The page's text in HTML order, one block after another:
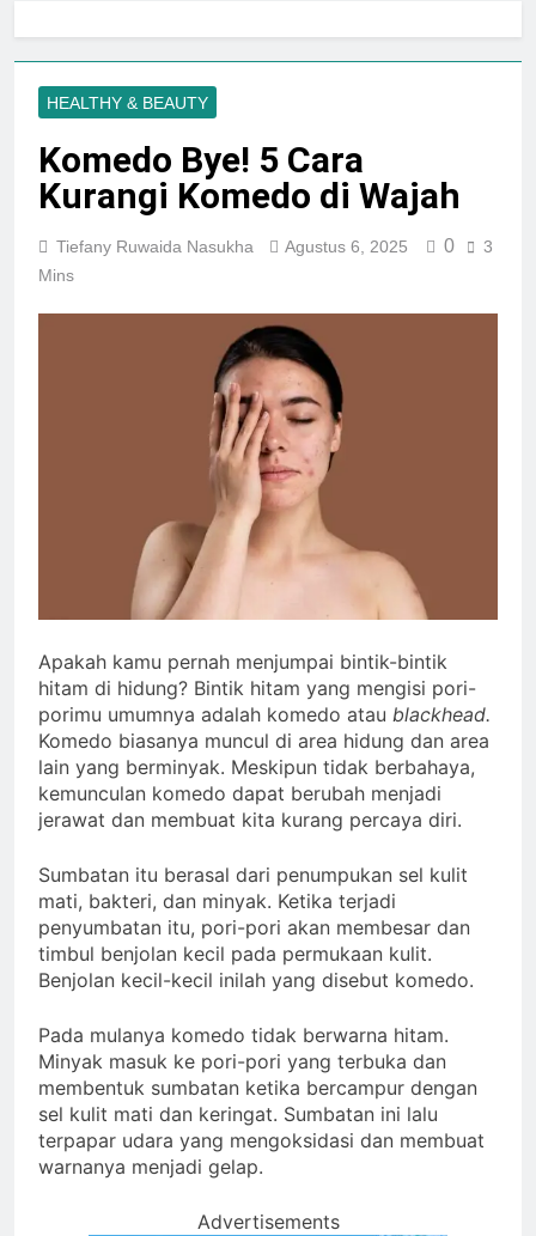
Agustus 2026 Dengan Tema
Nation Heritage
Plaza Ambarrukmo Rayakan
HUT KE-81 RI
Melalui “INDEPENDENCE
Hingga 80% Dan Rangkaian
Event Spesial
Agustus 3, 2026
HEALTHY & BEAUTY
Komedo Bye! 5 Cara
Kurangi Komedo di Wajah
Tiefany Ruwaida Nasukha Agustus 6, 2025 0
3
Mins
Apakah kamu pernah menjumpai bintik-bintik
hitam di hidung? Bintik hitam yang mengisi pori-
porimu umumnya adalah komedo atau blackhead.
Komedo biasanya muncul di area hidung dan area
lain yang berminyak. Meskipun tidak berbahaya,
kemunculan komedo dapat berubah menjadi
jerawat dan membuat kita kurang percaya diri.
Sumbatan itu berasal dari penumpukan sel kulit
mati, bakteri, dan minyak. Ketika terjadi
penyumbatan itu, pori-pori akan membesar dan
timbul benjolan kecil pada permukaan kulit.
Benjolan kecil-kecil inilah yang disebut komedo.
Pada mulanya komedo tidak berwarna hitam.
Minyak masuk ke pori-pori yang terbuka dan
membentuk sumbatan ketika bercampur dengan
sel kulit mati dan keringat. Sumbatan ini lalu
terpapar udara yang mengoksidasi dan membuat
warnanya menjadi gelap.
Advertisements